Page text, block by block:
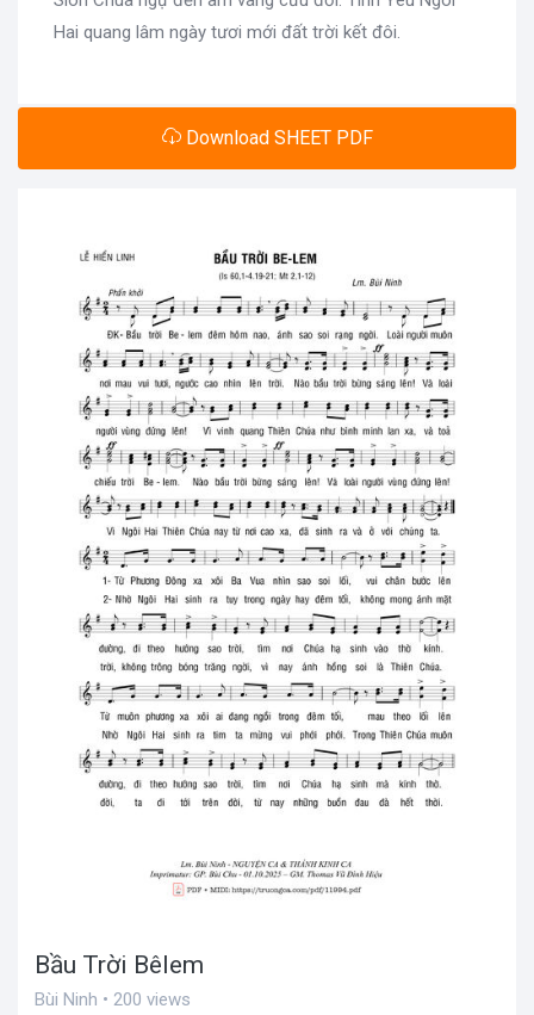
Hai quang lâm ngày tươi mới đất trời kết đôi.
Download SHEET PDF
Bầu Trời Bêlem
Bùi Ninh • 200 views